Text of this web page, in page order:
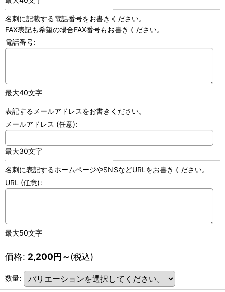
名刺に記載する電話番号をお書きください。
FAX表記も希望の場合FAX番号もお書きください。
電話番号:
最大40文字
表記するメールアドレスをお書きください。
メールアドレス (任意):
最大30文字
名刺に表記するホームページやSNSなどURLをお書きください。
URL (任意):
最大50文字
価格: 2,200円～(税込)
数量: